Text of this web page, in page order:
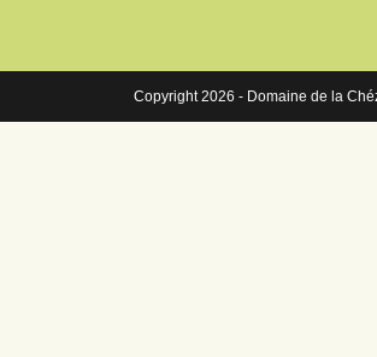
Copyright 2026 - Domaine de la